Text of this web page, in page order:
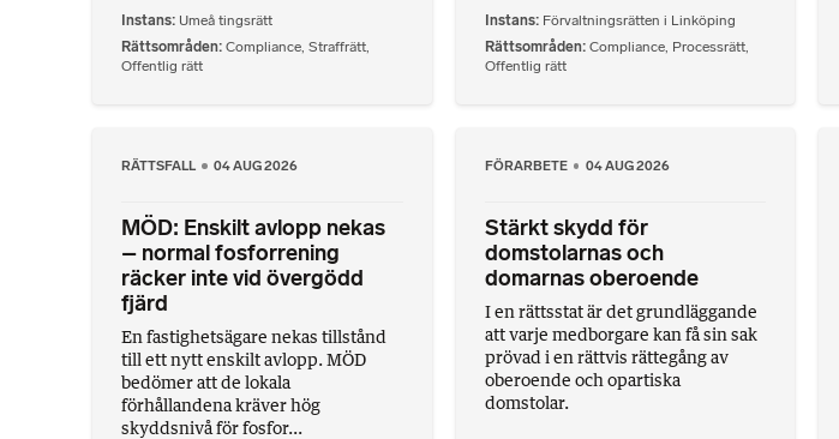
Instans Umeå tingsrätt
Rättsområden Compliance Straffrätt
Offentlig rätt
Instans Förvaltningsrätten i Linköping
Rättsområden Compliance, Processrätt,
Offentlig rätt
RÄTTSFALL 04 AUG 2026
MÖD: Enskilt avlopp nekas
– normal fosforrening
räcker inte vid övergödd
fjärd
En fastighetsägare nekas tillstånd
till ett nytt enskilt avlopp. MÖD
bedömer att de lokala
förhållandena kräver hög
skyddsnivå för fosfor...
FÖRARBETE 04 AUG 2026
Stärkt skydd för
domstolarnas och
domarnas oberoende
I en rättsstat är det grundläggande
att varje medborgare kan få sin sak
prövad i en rättvis rättegång av
oberoende och opartiska
domstolar.